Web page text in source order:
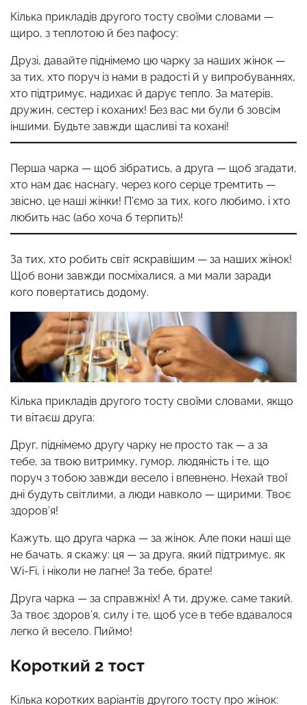
Кілька прикладів другого тосту своїми словами —
щиро, з теплотою й без пафосу:
Друзі, давайте піднімемо цю чарку за наших жінок —
за тих, хто поруч із нами в радості й у випробуваннях,
хто підтримує, надихає й дарує тепло. За матерів,
дружин, сестер і коханих! Без вас ми були б зовсім
іншими. Будьте завжди щасливі та кохані!
Перша чарка — щоб зібратись, а друга — щоб згадати,
хто нам дає наснагу, через кого серце тремтить —
звісно, це наші жінки! П’ємо за тих, кого любимо, і хто
любить нас (або хоча б терпить)!
За тих, хто робить світ яскравішим — за наших жінок!
Щоб вони завжди посміхалися, а ми мали заради
кого повертатись додому.
Кілька прикладів другого тосту своїми словами, якщо
ти вітаєш друга:
Друг, піднімемо другу чарку не просто так — а за
тебе, за твою витримку, гумор, людяність і те, що
поруч з тобою завжди весело і впевнено. Нехай твої
дні будуть світлими, а люди навколо — щирими. Твоє
здоров’я!
Кажуть, що друга чарка — за жінок. Але поки наші ще
не бачать, я скажу: ця — за друга, який підтримує, як
Wi-Fi, і ніколи не лагне! За тебе, брате!
Друга чарка — за справжніх! А ти, друже, саме такий.
За твоє здоров’я, силу і те, щоб усе в тебе вдавалося
легко й весело. Пиймо!
Короткий 2 тост
Кілька коротких варіантів другого тосту про жінок: